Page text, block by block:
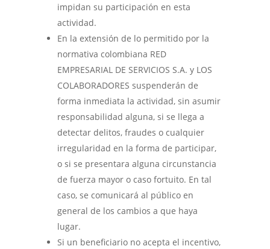
impidan su participación en esta
actividad.
En la extensión de lo permitido por la
normativa colombiana RED
EMPRESARIAL DE SERVICIOS S.A. y LOS
COLABORADORES suspenderán de
forma inmediata la actividad, sin asumir
responsabilidad alguna, si se llega a
detectar delitos, fraudes o cualquier
irregularidad en la forma de participar,
o si se presentara alguna circunstancia
de fuerza mayor o caso fortuito. En tal
caso, se comunicará al público en
general de los cambios a que haya
lugar.
Si un beneficiario no acepta el incentivo,